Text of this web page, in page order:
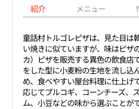
紹介 メニュー
童話村トルゴレピザは、見た目は
い焼きに似ていますが、味はピザ
カ）ピザを販売する異色の飲食店
をした型に小麦粉の生地を流し込
め、食べやすい屋台料理に仕上げ
応じてプルコギ、コーンチーズ、
ム、小豆などの味から選ぶことが